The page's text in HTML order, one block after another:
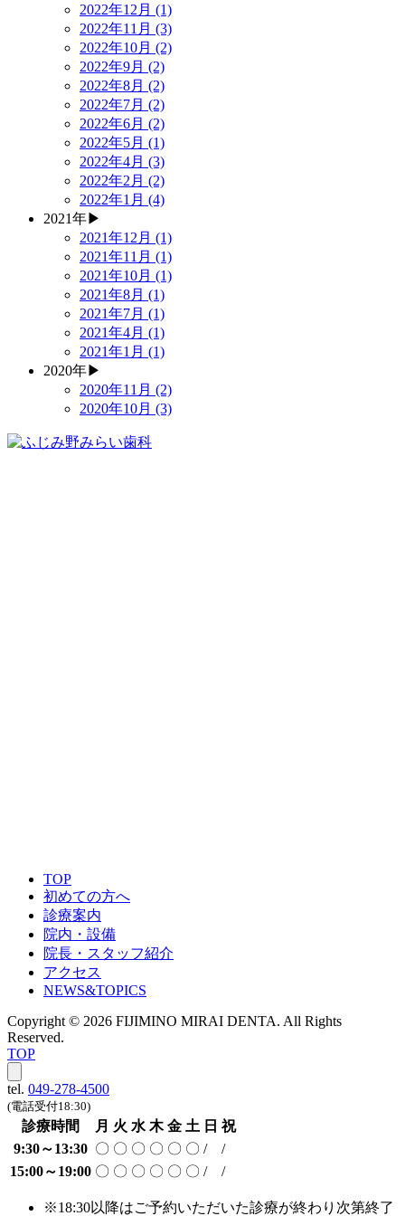
2022年12月 (1)
2022年11月 (3)
2022年10月 (2)
2022年9月 (2)
2022年8月 (2)
2022年7月 (2)
2022年6月 (2)
2022年5月 (1)
2022年4月 (3)
2022年2月 (2)
2022年1月 (4)
2021年▶
2021年12月 (1)
2021年11月 (1)
2021年10月 (1)
2021年8月 (1)
2021年7月 (1)
2021年4月 (1)
2021年1月 (1)
2020年▶
2020年11月 (2)
2020年10月 (3)
TOP
初めての方へ
診療案内
院内・設備
院長・スタッフ紹介
アクセス
NEWS&TOPICS
Copyright © 2026 FIJIMINO MIRAI DENTA. All Rights
Reserved.
TOP
tel. 049-278-4500
(電話受付18:30)
診療時間 月 火 水 木 金 土 日 祝
9:30～13:30 〇 〇 〇 〇 〇 〇 /
/
15:00～19:00 〇 〇 〇 〇 〇 〇 / /
※18:30以降はご予約いただいた診療が終わり次第終了